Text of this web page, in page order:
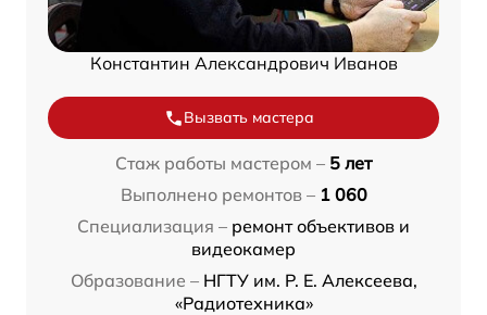
Константин Александрович Иванов
Вызвать мастера
Стаж работы мастером – 5 лет
Выполнено ремонтов – 1 060
Специализация – ремонт объективов и
видеокамер
Образование – НГТУ им. Р. Е. Алексеева,
«Радиотехника»